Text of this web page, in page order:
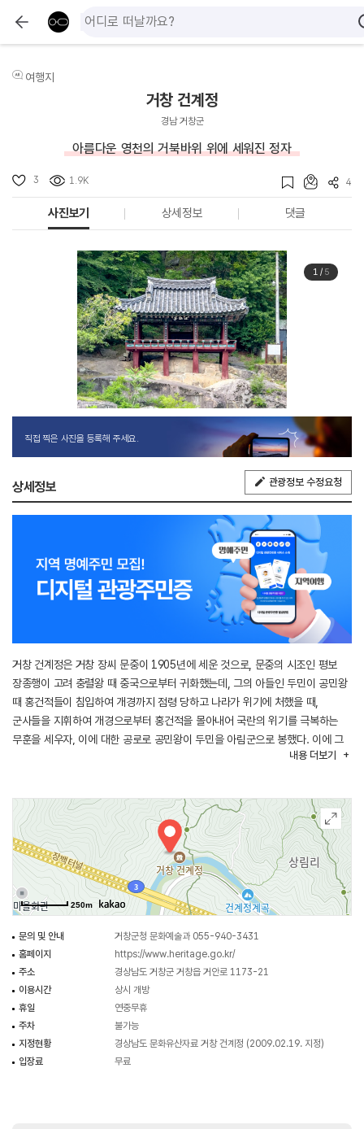
여행지
거창 건계정
경남 거창군
아름다운 영천의 거북바위 위에 세워진 정자
3 1.9K 4
사진보기 상세정보 댓글
1/ 5
직접 찍은 사진을 등록해 주세요.
상세정보 관광정보 수정요청
거창 건계정은 거창 장씨 문중이 1905년에 세운 것으로, 문중의 시조인 평보
장종행이 고려 충렬왕 때 중국으로부터 귀화했는데, 그의 아들인 두민이 공민왕
때 홍건적들이 침입하여 개경까지 점령 당하고 나라가 위기에 처했을 때,
군사들을 지휘하여 개경으로부터 홍건적을 몰아내어 국란의 위기를 극복하는
무훈을 세우자, 이에 대한 공로로 공민왕이 두민을 아림군으로 봉했다. 이에 그
후손들이 두민의 공을 기려서 세운 정자이다. 건계정 계곡은 역사, 지리,
고풍스러운 정자와 맑은 물이 굽이도는 물길과 숲이 어우러져 빼어난 절경으로
알려져 있다. 예부터 시인 묵객들의 발길을 멈추게 하고 거창을 소재로 하는
글이나 문학 소재의 대상에서 으뜸이 되었던 곳이다.
내용 더보기
250m
문의 및 안내
거창군청 문화예술과 055-940-3431
홈페이지
https://www.heritage.go.kr/
주소
경상남도 거창군 거창읍 거안로 1173-21
이용시간
상시 개방
휴일
연중무휴
주차
불가능
지정현황
경상남도 문화유산자료 거창 건계정 (2009.02.19. 지정)
입장료
무료